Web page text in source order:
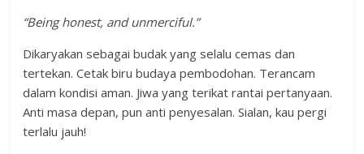
“Being honest, and unmerciful.”
Dikaryakan sebagai budak yang selalu cemas dan
tertekan. Cetak biru budaya pembodohan. Terancam
dalam kondisi aman. Jiwa yang terikat rantai pertanyaan.
Anti masa depan, pun anti penyesalan. Sialan, kau pergi
terlalu jauh!